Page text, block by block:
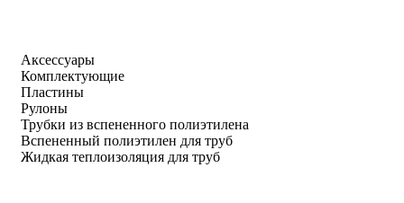
Аксессуары
Комплектующие
Пластины
Рулоны
Трубки из вспененного полиэтилена
Вспененный полиэтилен для труб
Жидкая теплоизоляция для труб